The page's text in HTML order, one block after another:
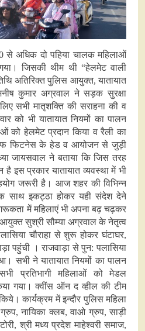
से अधिक दो पहिया चालक महिलाओं
जिसकी थीम थी “हेलमेट वाली
अतिरिक्त पुलिस आयुक्त, यातायात
कुमार अग्रवाल ने सड़क सुरक्षा
सभी मातृशक्ति की सराहना की व
को भी यातायात नियमों का पालन
को हेलमेट प्रदान किया व रैली का
फिटनेस के हेड व आयोजन से जुड़ी
जायसवाल ने बताया कि जिस तरह
है इस प्रकार यातायात व्यवस्था में भी
जरूरी है। आज शहर की विभिन्न
साथ इकट्ठा होकर यही संदेश देने
में महिलाएं भी अपना बढ़ चढ़कर
सुश्री सौम्या अग्रवाल के नेतृत्व
चौराहा से शुरू होकर घंटाघर,
पहुंची । राजवाड़ा से पुन: पलासिया
सभी ने यातायात नियमों का पालन
प्रतिभागी महिलाओं को मेडल
गया। क्वींस ऑन द व्हील की टीम
कार्यक्रम में इन्दौर पुलिस महिला
नायिका क्लब, वाओ ग्रुप, साड़ी
श्री मध्य प्रदेश माहेश्वरी समाज,